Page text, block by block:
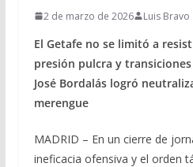
2 de marzo de 2026 Luis Bravo
El Getafe no se limitó a
presión pulcra y
José Bordalás logró
merengue
MADRID – En un cierre de
ineficacia ofensiva y el orden